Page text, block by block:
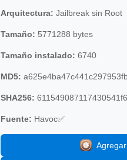
Arquitectura: Jailbreak sin Root
Tamaño: 5771288 bytes
Tamaño instalado: 6740
MD5:
SHA256:
Fuente: Havoc✅